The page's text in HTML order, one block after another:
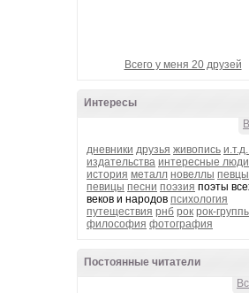
Всего у меня 20 друзей
Интересы
дневники друзья живопись
издательства интересные люди
история металл новеллы
певицы песни поэзия поэты
веков и народов психология
путеществия рнб рок рок-
философия фотография
Постоянные читатели